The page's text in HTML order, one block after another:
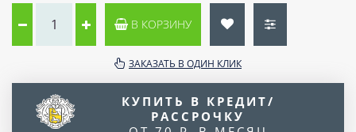
В КОРЗИНУ
ЗАКАЗАТЬ В ОДИН КЛИК
КУПИТЬ В КРЕДИТ/
РАССРОЧКУ